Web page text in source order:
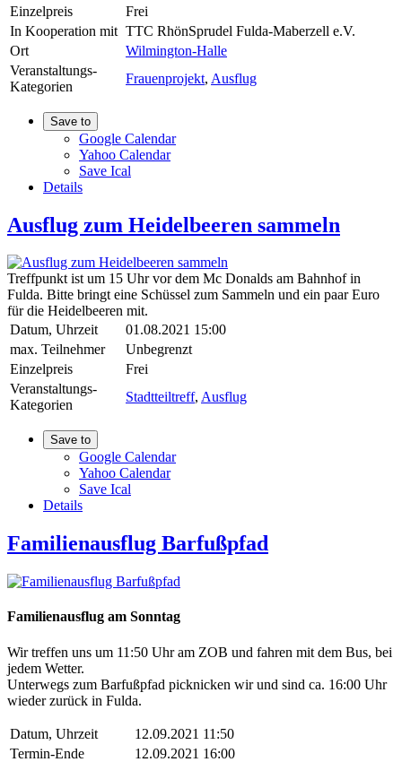
Einzelpreis
Frei
In Kooperation mit TTC RhönSprudel Fulda-Maberzell e.V.
Ort
Wilmington-Halle
Veranstaltungs-
Kategorien
Frauenprojekt, Ausflug
Save to
Google Calendar
Yahoo Calendar
Save Ical
Details
Ausflug zum Heidelbeeren sammeln
Treffpunkt ist um 15 Uhr vor dem Mc Donalds am Bahnhof in
Fulda. Bitte bringt eine Schüssel zum Sammeln und ein paar Euro
für die Heidelbeeren mit.
Datum, Uhrzeit
01.08.2021 15:00
max. Teilnehmer
Unbegrenzt
Einzelpreis
Frei
Veranstaltungs-
Kategorien
Stadtteiltreff, Ausflug
Save to
Google Calendar
Yahoo Calendar
Save Ical
Details
Familienausflug Barfußpfad
Familienausflug am Sonntag
Wir treffen uns um 11:50 Uhr am ZOB und fahren mit dem Bus, bei
jedem Wetter.
Unterwegs zum Barfußpfad picknicken wir und sind ca. 16:00 Uhr
wieder zurück in Fulda.
Datum, Uhrzeit
12.09.2021 11:50
Termin-Ende
12.09.2021 16:00